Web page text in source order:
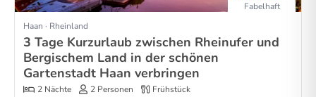
Fabelhaft
Haan · Rheinland
3 Tage Kurzurlaub zwischen Rheinufer und
Bergischem Land in der schönen
Gartenstadt Haan verbringen
2 Nächte 2 Personen Frühstück